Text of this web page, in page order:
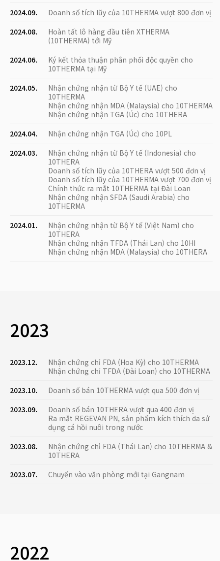
2024.09.
Doanh số tích lũy của 10THERMA vượt 800 đơn vị
2024.08.
Hoàn tất lô hàng đầu tiên XTHERMA
(10THERMA) tới Mỹ
2024.06.
Ký kết thỏa thuận phân phối độc quyền cho
10THERMA tại Mỹ
2024.05.
Nhận chứng nhận từ Bộ Y tế (UAE) cho
10THERMA
Nhận chứng nhận MDA (Malaysia) cho 10THERMA
Nhận chứng nhận TGA (Úc) cho 10THERA
2024.04.
Nhận chứng nhận TGA (Úc) cho 10PL
2024.03.
Nhận chứng nhận từ Bộ Y tế (Indonesia) cho
10THERA
Doanh số tích lũy của 10THERA vượt 500 đơn vị
Doanh số tích lũy của 10THERMA vượt 700 đơn vị
Chính thức ra mắt 10THERMA tại Đài Loan
Nhận chứng nhận SFDA (Saudi Arabia) cho
10THERMA
2024.01.
Nhận chứng nhận từ Bộ Y tế (Việt Nam) cho
10THERA
Nhận chứng nhận TFDA (Thái Lan) cho 10HI
Nhận chứng nhận MDA (Malaysia) cho 10THERA
2023
2023.12.
Nhận chứng chỉ FDA (Hoa Kỳ) cho 10THERMA
Nhận chứng chỉ TFDA (Đài Loan) cho 10THERMA
2023.10.
Doanh số bán 10THERMA vượt qua 500 đơn vị
2023.09.
Doanh số bán 10THERA vượt qua 400 đơn vị
Ra mắt REGEVAN PN, sản phẩm kích thích da sử
dụng cá hồi nuôi trong nước
2023.08.
Nhận chứng chỉ FDA (Thái Lan) cho 10THERMA &
10THERA
2023.07.
Chuyển vào văn phòng mới tại Gangnam
2022